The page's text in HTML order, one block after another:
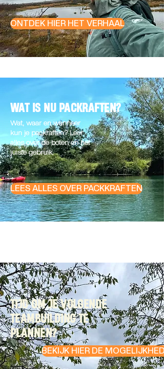
ONTDEK HIER HET VERHAAL
WAT IS NU PACKRAFTEN?
Wat, waar en wanneer
kun je packraften? Leer
alles over de boten en het
juiste gebruik.
LEES ALLES OVER PACKKRAFTEN
TIJD OM JE VOLGENDE
TEAMBUILDING TE
PLANNEN?
BEKIJK HIER DE